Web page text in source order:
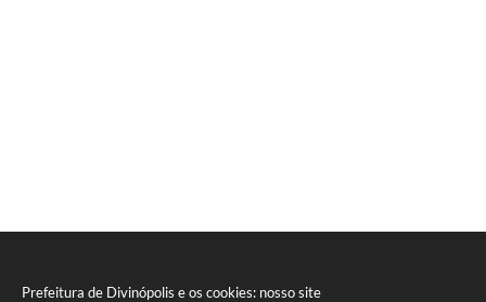
Prefeitura de Divinópolis e os cookies: nosso site